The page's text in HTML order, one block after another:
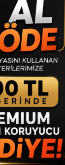
dayanıklılığı